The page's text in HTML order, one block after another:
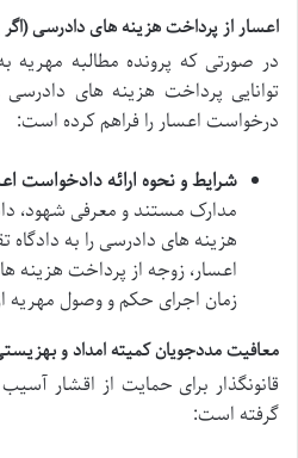
اعسار از پرداخت هزینه های دادرسی
در صورتی که پرونده مطالبه مهریه
توانایی پرداخت هزینه های دادرسی
درخواست اعسار را فراهم کرده است:
شرایط و نحوه ارائه دادخواست
مدارک مستند و معرفی شهود،
هزینه های دادرسی را به
اعسار، زوجه از پرداخت هزینه
زمان اجرای حکم و وصول مهریه
معافیت مددجویان کمیته امداد و
قانونگذار برای حمایت از اقشار
گرفته است: